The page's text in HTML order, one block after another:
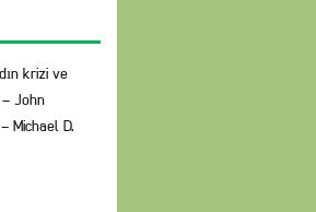
krizi ve
John
Michael D.